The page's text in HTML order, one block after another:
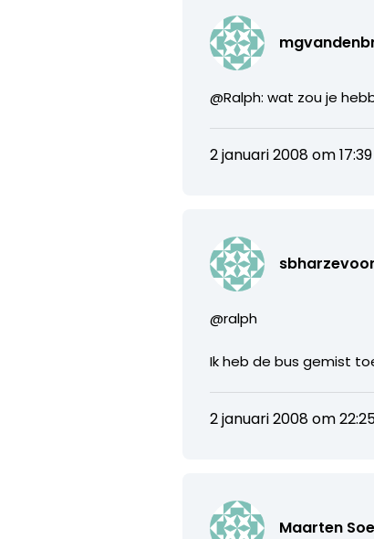
@Ralph: wat zou je
2 januari 2008 om 17:39
@ralph
Ik heb de bus gemist
2 januari 2008 om
Maarten